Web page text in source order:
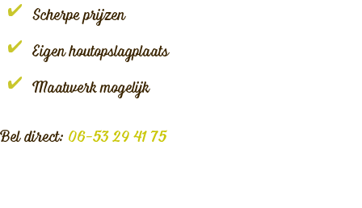
Scherpe prijzen
Eigen houtopslagplaats
Maatwerk mogelijk
Bel direct: 06-53 29 41 75